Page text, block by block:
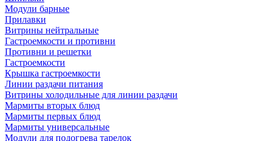
Модули барные
Прилавки
Витрины нейтральные
Гастроемкости и противни
Противни и решетки
Гастроемкости
Крышка гастроемкости
Линии раздачи питания
Витрины холодильные для линии раздачи
Мармиты вторых блюд
Мармиты первых блюд
Мармиты универсальные
Модули для подогрева тарелок